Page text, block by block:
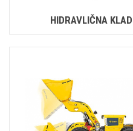
HIDRAVLIČNA